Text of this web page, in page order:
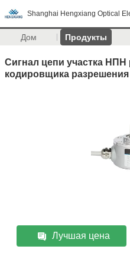
Shanghai Hengxiang Optical
Дом Продукты
Сигнал цепи участка
кодировщика
Лучшая цена